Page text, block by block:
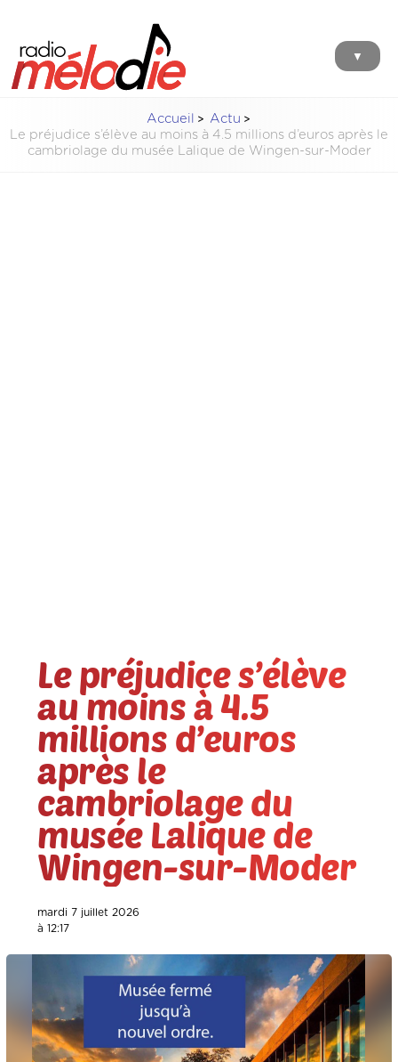
▼
Accueil
Actu
Le préjudice s’élève au moins à 4.5 millions d’euros après le
cambriolage du musée Lalique de Wingen-sur-Moder
Le préjudice s’élève
au moins à 4.5
millions d’euros
après le
cambriolage du
musée Lalique de
Wingen-sur-Moder
mardi 7 juillet 2026
à 12:17